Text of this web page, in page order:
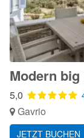
Modern
5,0
Gavrio
JETZT BUCHEN